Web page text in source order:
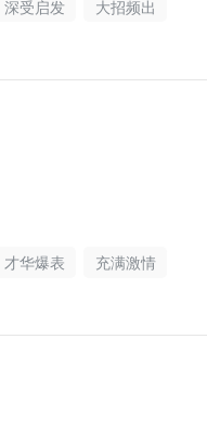
深受启发
大招频出
才华爆表
充满激情